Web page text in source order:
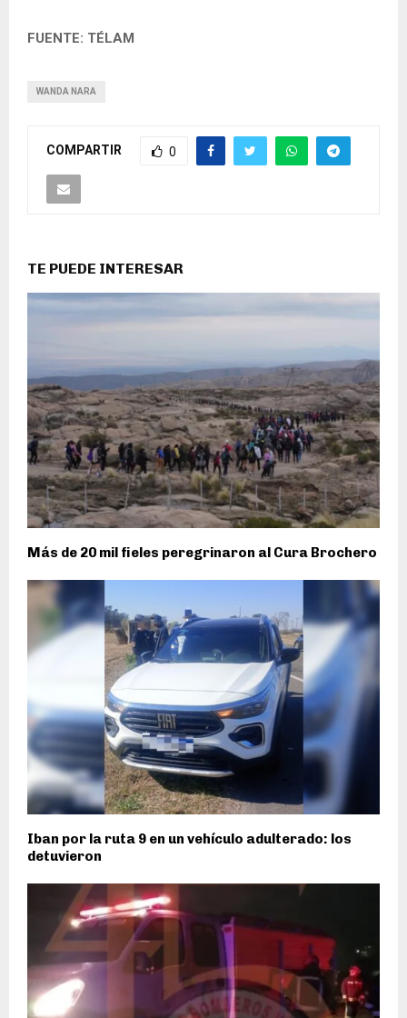
FUENTE: TÉLAM
WANDA NARA
COMPARTIR 0
TE PUEDE INTERESAR
Más de 20 mil fieles peregrinaron al Cura Brochero
Iban por la ruta 9 en un vehículo adulterado: los
detuvieron